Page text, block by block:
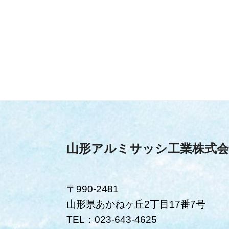
山形アルミサッシ工業株式
〒990-2481
山形県あかねヶ丘2丁目17番7号
TEL：023-643-4625